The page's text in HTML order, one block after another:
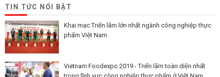
TIN TỨC NỔI BẬT
Khai mạc Triển lãm lớn nhất ngành công nghiệp thực
phẩm Việt Nam
Vietnam Foodexpo 2019 - Triển lãm toàn diện nhất